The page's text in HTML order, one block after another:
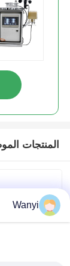
المنتجات
Wanyi